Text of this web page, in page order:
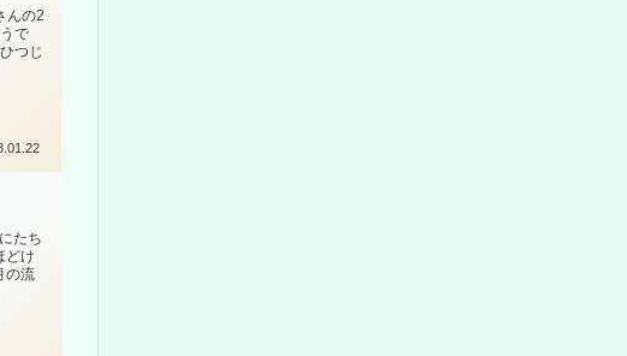
んの2
で
つじ
たち
どけ
の流